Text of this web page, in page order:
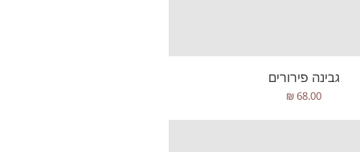
תצוגה מהירה
גבינה פירורים
מחיר